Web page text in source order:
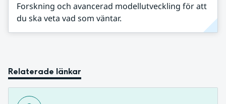
Forskning och avancerad modellutveckling för att
du ska veta vad som väntar.
Relaterade länkar